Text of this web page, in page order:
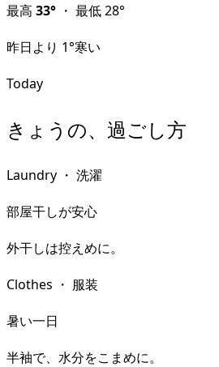
最高 33° ・ 最低28°
昨日より 1°寒い
Today
きょうの、過ごし方
Laundry ・ 洗濯
部屋干しが安心
外干しは控えめに。
Clothes ・ 服装
暑い一日
半袖で、水分をこまめに。